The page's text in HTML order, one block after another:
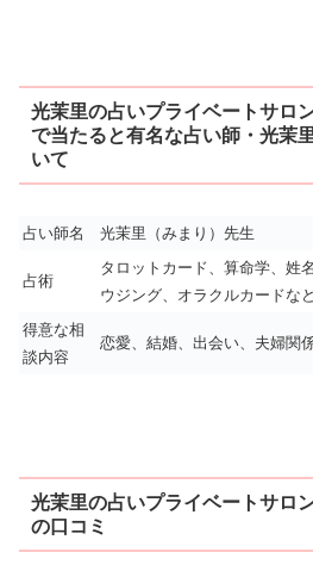
光茉里の占いプライベートサロ
で当たると有名な占い師・光茉
いて
占い師名 光茉里（みまり）先生
占術
タロットカード、算命学、姓
ウジング、オラクルカードな
得意な相
談内容
恋愛、結婚、出会い、夫婦関
光茉里の占いプライベートサロ
の口コミ